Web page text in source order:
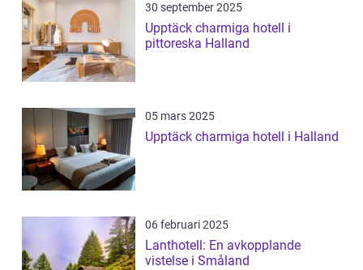
30 september 2025
Upptäck charmiga hotell i
pittoreska Halland
05 mars 2025
Upptäck charmiga hotell i Halland
06 februari 2025
Lanthotell: En avkopplande
vistelse i Småland